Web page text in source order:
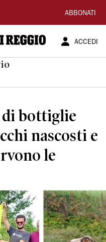
ABBONATI
ACCEDI
di bottiglie
nascosti e
le